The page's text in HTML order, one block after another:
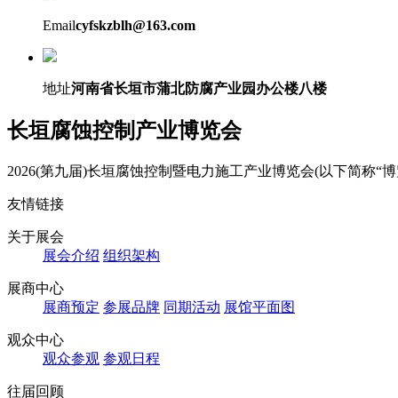
Emailcyfskzblh@163.com
地址河南省长垣市蒲北防腐产业园办公楼八楼
长垣腐蚀控制产业博览会
2026(第九届)长垣腐蚀控制暨电力施工产业博览会(以下简称“博
友情链接
关于展会
展会介绍 组织架构
展商中心
展商预定 参展品牌 同期活动 展馆平面图
观众中心
观众参观 参观日程
往届回顾